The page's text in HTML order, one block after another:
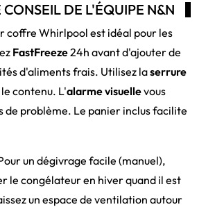
CONSEIL DE L'ÉQUIPE N&N
coffre Whirlpool est idéal pour les
FastFreeze24h avant d'ajouter de
d'aliments frais. Utilisez laserrure
contenu. L'alarme visuellevous
de problème. Le panier inclus facilite
un dégivrage facile (manuel),
le congélateur en hiver quand il est
un espace de ventilation autour